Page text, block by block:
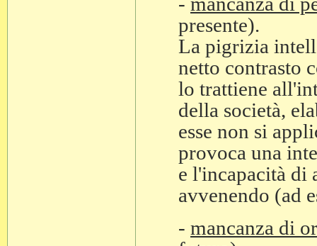
presente).
La pigrizia
netto contrasto
lo trattiene
della società,
esse non si
provoca una
e l'incapacità di
avvenendo (ad
- mancanza di